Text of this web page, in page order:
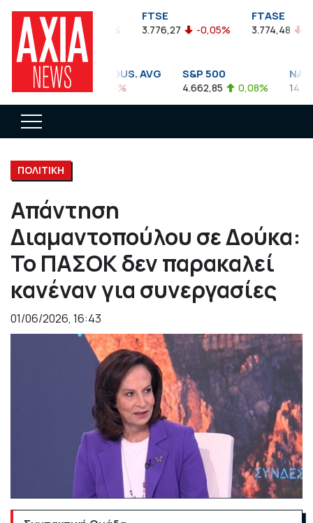
FTSEA
899,47 -0,04%
FTSE
3.776,27 -0,05%
FTASE
3.774,48 -
DOW JONES INDUS. AVG
35.911,81
S&P 500
4.662,85 0,08%
ΠΟΛΙΤΙΚΗ
Απάντηση
Διαμαντοπούλου σε Δούκα:
Το ΠΑΣΟΚ δεν παρακαλεί
κανέναν για συνεργασίες
01/06/2026, 16:43